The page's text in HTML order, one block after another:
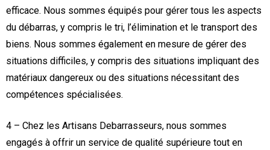
efficace. Nous sommes équipés pour gérer tous les aspects
du débarras, y compris le tri, l’élimination et le transport des
biens. Nous sommes également en mesure de gérer des
situations difficiles, y compris des situations impliquant des
matériaux dangereux ou des situations nécessitant des
compétences spécialisées.
4 – Chez les Artisans Debarrasseurs, nous sommes
engagés à offrir un service de qualité supérieure tout en